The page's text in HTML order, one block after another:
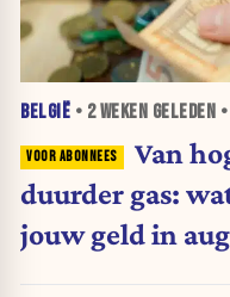
BELGIË • 2 WEKEN GELEDEN
Van
duurder gas:
jouw geld in